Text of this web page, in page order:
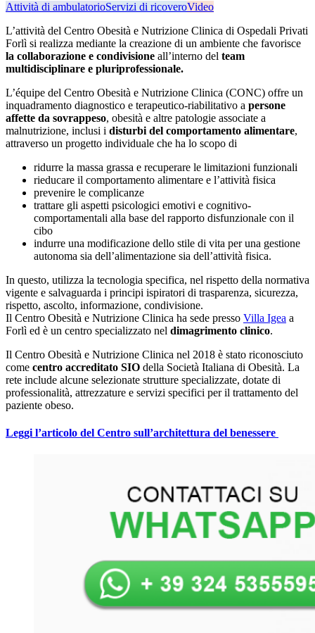
Attività di ambulatorioServizi di ricoveroVideo
L’attività del Centro Obesità e Nutrizione Clinica di Ospedali Privati
Forlì si realizza mediante la creazione di un ambiente che favorisce
la collaborazione e condivisione all’interno del team
multidisciplinare e pluriprofessionale.
L’équipe del Centro Obesità e Nutrizione Clinica (CONC) offre un
inquadramento diagnostico e terapeutico-riabilitativo a persone
affette da sovrappeso, obesità e altre patologie associate a
malnutrizione, inclusi i disturbi del comportamento alimentare,
attraverso un progetto individuale che ha lo scopo di
ridurre la massa grassa e recuperare le limitazioni funzionali
rieducare il comportamento alimentare e l’attività fisica
prevenire le complicanze
trattare gli aspetti psicologici emotivi e cognitivo-
comportamentali alla base del rapporto disfunzionale con il
cibo
indurre una modificazione dello stile di vita per una gestione
autonoma sia dell’alimentazione sia dell’attività fisica.
In questo, utilizza la tecnologia specifica, nel rispetto della normativa
vigente e salvaguarda i principi ispiratori di trasparenza, sicurezza,
rispetto, ascolto, informazione, condivisione.
Il Centro Obesità e Nutrizione Clinica ha sede presso Villa Igea a
Forlì ed è un centro specializzato nel dimagrimento clinico.
Il Centro Obesità e Nutrizione Clinica nel 2018 è stato riconosciuto
come centro accreditato SIO della Società Italiana di Obesità. La
rete include alcune selezionate strutture specializzate, dotate di
professionalità, attrezzature e servizi specifici per il trattamento del
paziente obeso.
Leggi l’articolo del Centro sull’architettura del benessere